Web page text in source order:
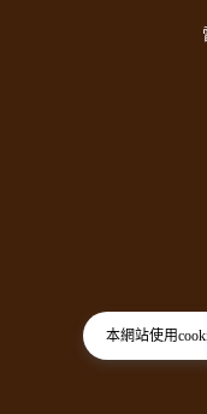
本網站使用